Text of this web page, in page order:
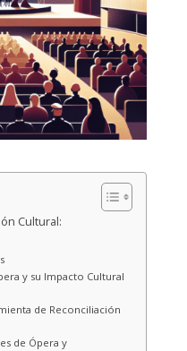
Cultural:
y su Impacto Cultural
de Reconciliación
de Ópera y